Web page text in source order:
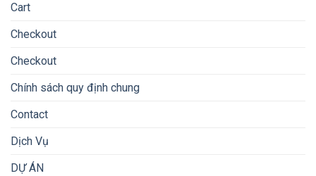
Cart
Checkout
Checkout
Chính sách quy định chung
Contact
Dịch Vụ
DỰ ÁN